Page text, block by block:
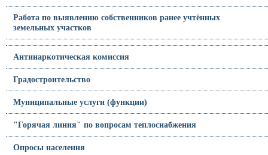
Работа по выявлению собственников ранее учтённых
земельных участков
Антинаркотическая комиссия
Градостроительство
Муниципальные услуги (функции)
"Горячая линия" по вопросам теплоснабжения
Опросы населения